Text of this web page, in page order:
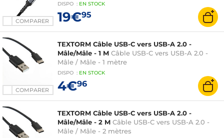
COMPARER
DISPO : EN STOCK
19€95
COMPARER
TEXTORM Câble USB-C vers USB-A 2.0 -
Mâle/Mâle - 1 M Câble USB-C vers USB-A 2.0 -
Mâle / Mâle - 1 mètre
DISPO : EN STOCK
4€96
TEXTORM Câble USB-C vers USB-A 2.0 -
Mâle/Mâle - 2 M Câble USB-C vers USB-A 2.0 -
Mâle / Mâle - 2 mètres